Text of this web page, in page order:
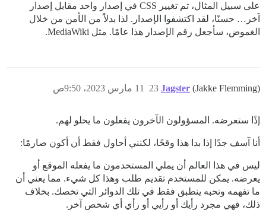
على سبيل المثال، تم تغيير CSS في إصدار واحد مقابل إصدار
آخر… حسنًا، لقد اكتشفوا الإصدار. لذا بدلاً من الأمن من خلال
الغموض، سأجعل رقم الإصدار هذا عامًا. مثل MediaWiki.
Jagster (Jakke Flemming) 11 مارس 2023، 9:50ص 23
إذًا ستعرضه. المسؤولون الآخرون يفعلون ما يحلو لهم.
أنا آسف جدًا إذا بدا هذا وقحًا، لكنني أحاول فقط أن أكون صارمًا:
ليس في هذا العالم أن يملي المستخدمون ما يفعله الموقع أو
يعرضه. يمكن للمستخدم تقديم طلب وهذا كل شيء. مما يعني أن
ما تفهمه وتحبه ينطبق فقط في تلك الدوائر التي تخصك. بخلاف
ذلك، فهي مجرد رأيك أو رأيي أو رأي أي شخص آخر.